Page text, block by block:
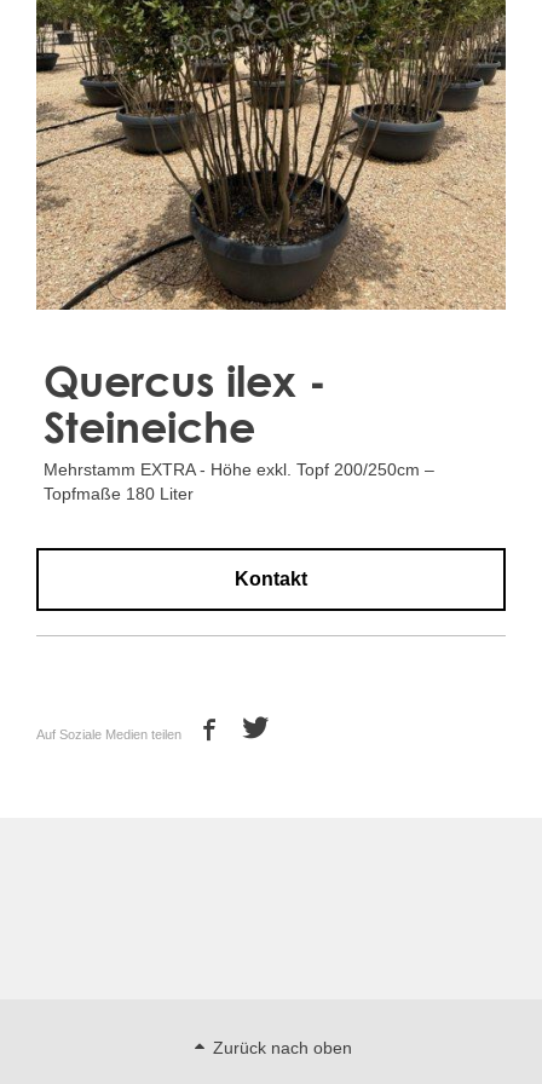
Treesafe
VORSTBESCHERMINGVOORBOMEN.NL
WINTERSCHUTZFUERBAEUME.DE
FROSTPROTECTIONFORTREES.CO.UK
Terracotta
TERRACOTTA.NL
TERRACOTTA.BE
TERRAKOTTA.DE
Quercus ilex -
Steineiche
Mehrstamm EXTRA - Höhe exkl. Topf 200/250cm –
Topfmaße 180 Liter
Kontakt
Auf Soziale Medien teilen
Zurück nach oben